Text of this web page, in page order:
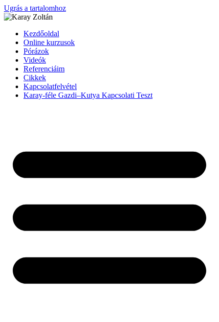
Ugrás a tartalomhoz
Kezdőoldal
Online kurzusok
Pórázok
Videók
Referenciáim
Cikkek
Kapcsolatfelvétel
Karay-féle Gazdi–Kutya Kapcsolati Teszt